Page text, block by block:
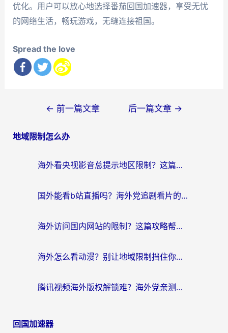
优化。用户可以放心地选择番茄回国加速器，享受无忧
的网络生活，畅玩游戏，无缝连接祖国。
Spread the love
导
← 前一篇文章 后一篇文章 →
地域限制怎么办
海外看央视影音总提示地区限制？这篇教你选对回国加速器，流畅追剧不踩坑
国外能看b站直播吗？海外党追剧看片的终极解决方案来了
海外访问国内网站的限制？这篇攻略帮你无缝解锁12306、12123和国内影音
海外怎么看动漫？别让地域限制挡住你的追番快乐
腾讯视频海外版权解锁难？海外党亲测：选对回国加速器，追剧观影零障碍
回国加速器